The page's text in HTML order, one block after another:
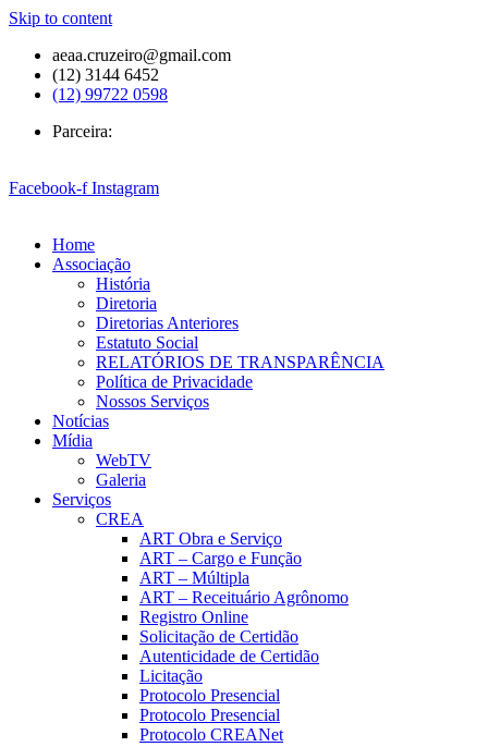
Skip to content
aeaa.cruzeiro@gmail.com
(12) 3144 6452
(12) 99722 0598
Parceira:
Facebook-f Instagram
Home
Associação
História
Diretoria
Diretorias Anteriores
Estatuto Social
RELATÓRIOS DE TRANSPARÊNCIA
Política de Privacidade
Nossos Serviços
Notícias
Mídia
WebTV
Galeria
Serviços
CREA
ART Obra e Serviço
ART – Cargo e Função
ART – Múltipla
ART – Receituário Agrônomo
Registro Online
Solicitação de Certidão
Autenticidade de Certidão
Licitação
Protocolo Presencial
Protocolo Presencial
Protocolo CREANet